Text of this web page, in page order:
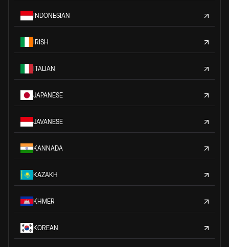
INDONESIAN
IRISH
ITALIAN
JAPANESE
JAVANESE
KANNADA
KAZAKH
KHMER
KOREAN